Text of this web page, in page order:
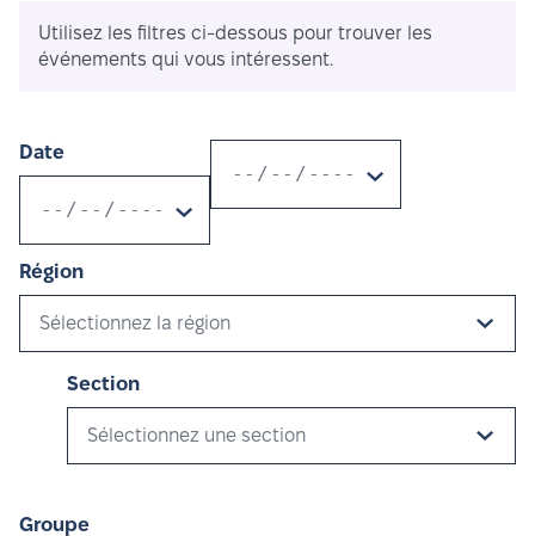
Utilisez les filtres ci-dessous pour trouver les
événements qui vous intéressent.
Date
Région
Sélectionnez la région
Section
Sélectionnez une section
Groupe